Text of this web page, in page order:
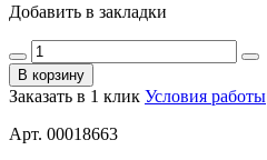
Добавить в закладки
В корзину
Заказать в 1 клик Условия работы
Арт. 00018663